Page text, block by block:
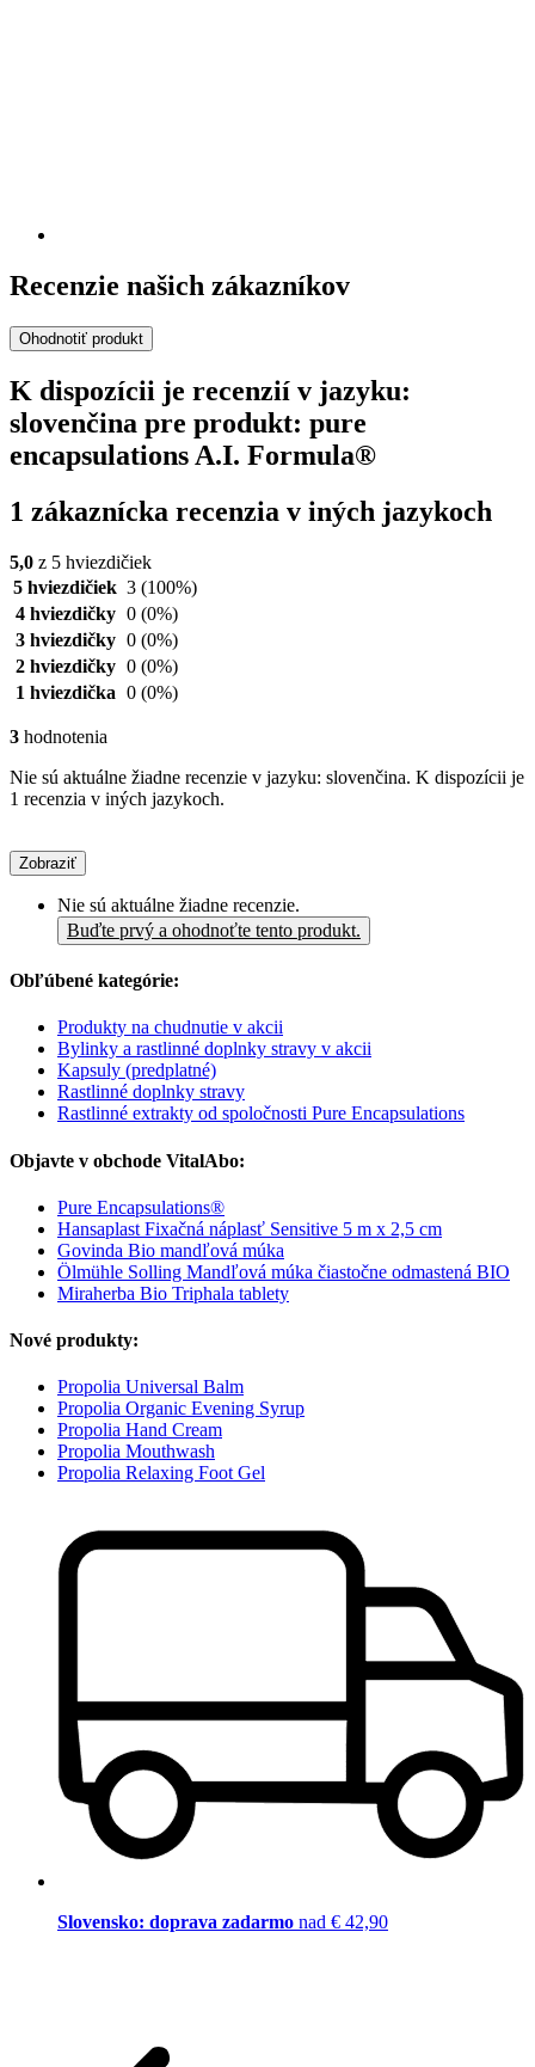
Recenzie našich zákazníkov
Ohodnotiť produkt
K dispozícii je recenzií v jazyku:
slovenčina pre produkt: pure
encapsulations A.I. Formula®
1 zákaznícka recenzia v iných jazykoch
5,0 z 5 hviezdičiek
5 hviezdičiek 3 (100%)
4 hviezdičky 0 (0%)
3 hviezdičky 0 (0%)
2 hviezdičky 0 (0%)
1 hviezdička 0 (0%)
3 hodnotenia
Nie sú aktuálne žiadne recenzie v jazyku: slovenčina. K dispozícii je
1 recenzia v iných jazykoch.
Zobraziť
Nie sú aktuálne žiadne recenzie.
Buďte prvý a ohodnoťte tento produkt.
Obľúbené kategórie:
Produkty na chudnutie v akcii
Bylinky a rastlinné doplnky stravy v akcii
Kapsuly (predplatné)
Rastlinné doplnky stravy
Rastlinné extrakty od spoločnosti Pure Encapsulations
Objavte v obchode VitalAbo:
Pure Encapsulations®
Hansaplast Fixačná náplasť Sensitive 5 m x 2,5 cm
Govinda Bio mandľová múka
Ölmühle Solling Mandľová múka čiastočne odmastená BIO
Miraherba Bio Triphala tablety
Nové produkty:
Propolia Universal Balm
Propolia Organic Evening Syrup
Propolia Hand Cream
Propolia Mouthwash
Propolia Relaxing Foot Gel
Slovensko: doprava zadarmo nad € 42,90